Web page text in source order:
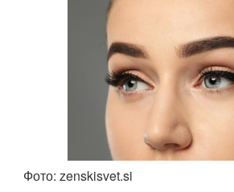
Фото: zenskisvet.si